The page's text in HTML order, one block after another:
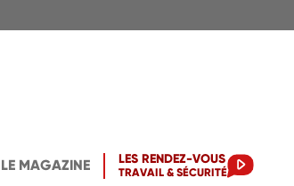
LE MAGAZINE LES RENDEZ-VOUS
TRAVAIL & SÉCURITÉ